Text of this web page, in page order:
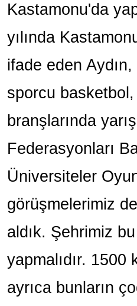
Kastamonu'da
yılında
ifade eden
sporcu
branşlarında
Federasyonları
Üniversiteler
görüşmelerimiz
aldık. Şehrimiz
yapmalıdır.
ayrıca bunların